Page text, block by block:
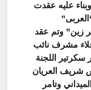
وبناء عليه عقدت
زين” وتم عقد
مشرف نائب
سكرتير اللجنة
شريف العريان
وتامر